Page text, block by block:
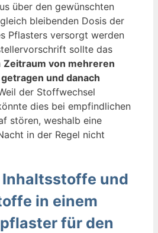
über den gewünschten
bleibenden Dosis der
Pflasters versorgt werden
sollte das
Zeitraum von mehreren
und danach
der Stoffwechsel
dies bei empfindlichen
stören, weshalb eine
in der Regel nicht
und
in einem
für den